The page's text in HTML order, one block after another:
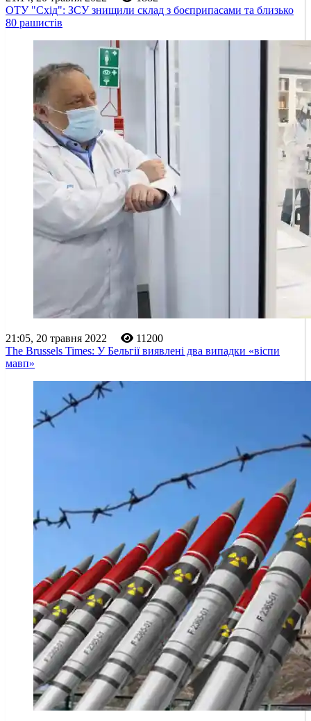
ОТУ "Схід": ЗСУ знищили склад з боєприпасами та близько
80 рашистів
21:05, 20 травня 2022
11200
The Brussels Times: У Бельгії виявлені два випадки «віспи
мавп»